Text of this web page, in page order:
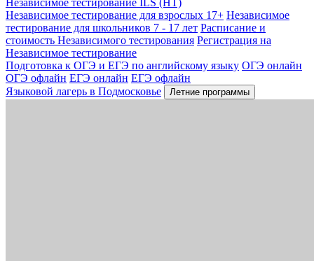
Независимое тестирование ILS (НТ)
Независимое тестирование для взрослых 17+ Независимое
тестирование для школьников 7 - 17 лет Расписание и
стоимость Независимого тестирования Регистрация на
Независимое тестирование
Подготовка к ОГЭ и ЕГЭ по английскому языку ОГЭ онлайн
ОГЭ офлайн ЕГЭ онлайн ЕГЭ офлайн
Языковой лагерь в Подмосковье
Летние программы